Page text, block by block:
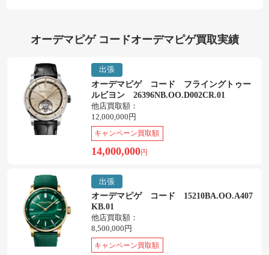
オーデマピゲ コードオーデマピゲ買取実績
出張
オーデマピゲ コード フライングトゥー
ルビヨン 26396NB.OO.D002CR.01
他店買取額：
12,000,000円
キャンペーン買取額
14,000,000円
出張
オーデマピゲ コード 15210BA.OO.A407
KB.01
他店買取額：
8,500,000円
キャンペーン買取額